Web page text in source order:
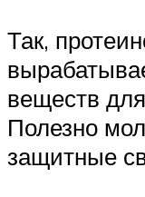
Так,
веществ
Полезно
защитные